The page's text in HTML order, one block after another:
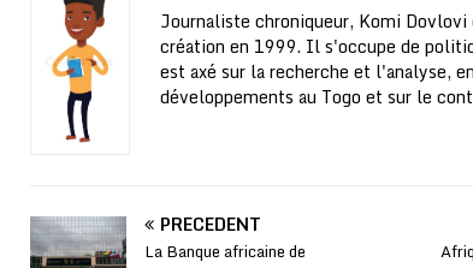
Journaliste chroniqueur, Komi
création en 1999. Il s'occupe de
est axé sur la recherche et l'analyse,
développements au Togo et sur le
PRÉCÉDENT
La Banque africaine de